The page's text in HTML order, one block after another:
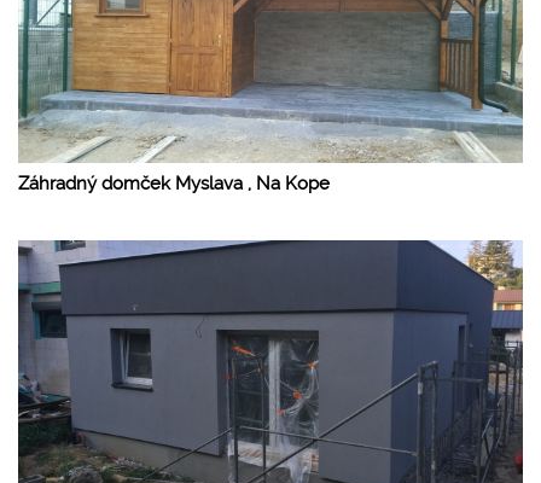
Záhradný domček Myslava , Na Kope